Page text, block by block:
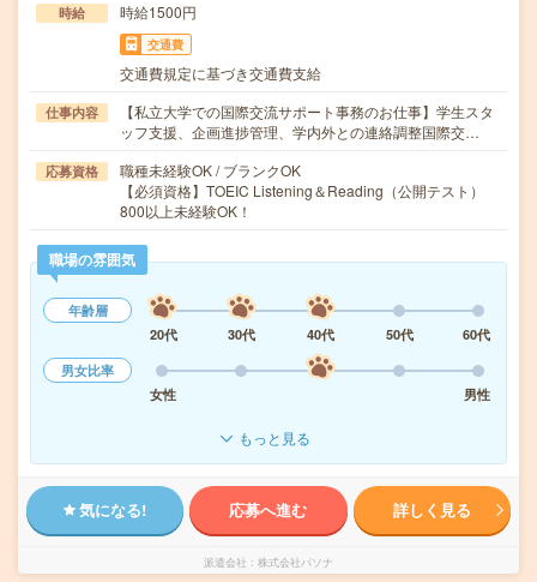
時給 時給1500円
交通費
交通費規定に基づき交通費支給
仕事内容
【私立大学での国際交流サポート事務のお仕事】学生スタ
ッフ支援、企画進捗管理、学内外との連絡調整国際交…
応募資格
職種未経験OK / ブランクOK
【必須資格】TOEIC Listening＆Reading（公開テスト）
800以上未経験OK！
職場の雰囲気
年齢層
20代
30代 40代 50代
60代
男女比率
女性
男性
もっと見る
気になる! 応募へ進む 詳しく見る
派遣会社 株式会社パソナ